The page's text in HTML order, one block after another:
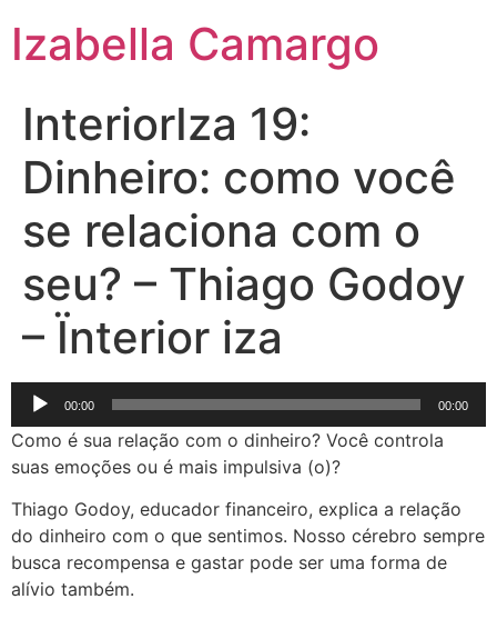
Izabella Camargo
InteriorIza 19:
Dinheiro: como você
se relaciona com o
seu? – Thiago Godoy
– Ïnterior iza
Tocador
de
áudio
00:00 00:00
Como é sua relação com o dinheiro? Você controla
suas emoções ou é mais impulsiva (o)?
Thiago Godoy, educador financeiro, explica a relação
do dinheiro com o que sentimos. Nosso cérebro sempre
busca recompensa e gastar pode ser uma forma de
alívio também.